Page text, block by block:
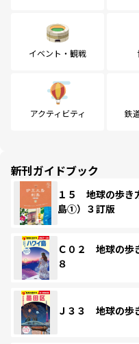
イベント・観戦
アクティビティ 鉄
新刊ガイドブック
１５ 地球の歩
島①）３訂版
Ｃ０２ 地球の歩
８
Ｊ３３ 地球の